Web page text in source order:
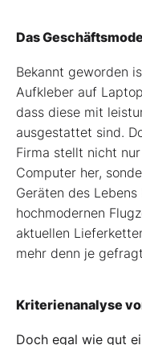
Das
Bekannt geworden
Aufkleber auf
dass diese mit
ausgestattet sind.
Firma stellt nicht
Computer her,
Geräten des
hochmodernen
aktuellen
mehr denn je
Kriterienanalyse
Doch egal wie gut